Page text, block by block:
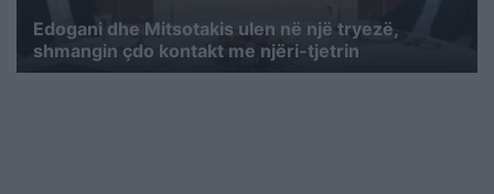
Edogani dhe Mitsotakis ulen në një tryezë,
shmangin çdo kontakt me njëri-tjetrin